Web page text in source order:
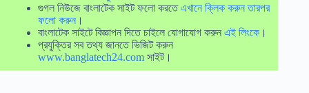
গুগল নিউজে বাংলাটেক সাইট ফলো করতেএখানে ক্লিক করুন তারপর
ফলো করুন ।
বাংলাটেক সাইটে বিজ্ঞাপন দিতে চাইলে যোগাযোগ করুন এই লিংকে ।
প্রযুক্তির সব তথ্য জানতে ভিজিট করুন
www.banglatech24.com সাইট।